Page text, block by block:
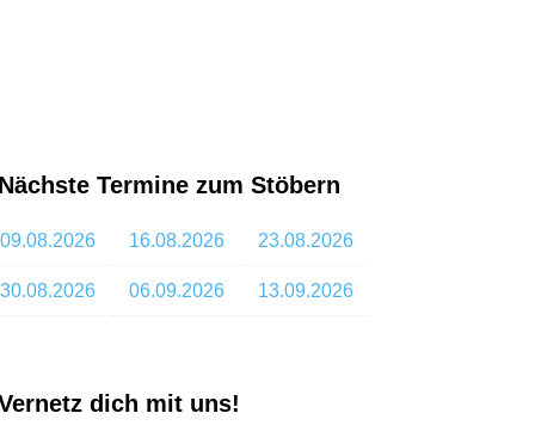
Nächste Termine zum Stöbern
09.08.2026 16.08.2026 23.08.2026
30.08.2026 06.09.2026 13.09.2026
dich mit uns!